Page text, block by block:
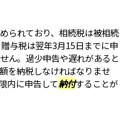
られており、相続税は被相続
与税は翌年3月15日までに申
ん。過少申告や遅れがあると
を納税しなければなりませ
内に申告して納付することが